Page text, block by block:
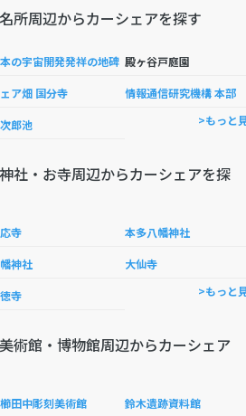
所周辺からカーシェアを探す
の宇宙開発発祥の地碑 殿ヶ谷戸庭園
ア畑 国分寺 情報通信研究機構 本部
郎池 >もっと
社・お寺周辺からカーシェアを探
寺 本多八幡神社
神社 大仙寺
寺 >もっと
術館・博物館周辺からカーシェア
田中彫刻美術館 鈴木遺跡資料館